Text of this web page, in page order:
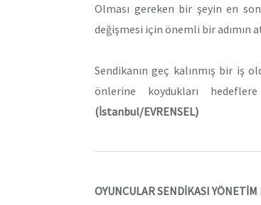
Olması gereken bir şeyin en
değişmesi için önemli bir adımın
Sendikanın geç kalınmış bir iş
önlerine koydukları
(İstanbul/EVRENSEL)
OYUNCULAR SENDİKASI